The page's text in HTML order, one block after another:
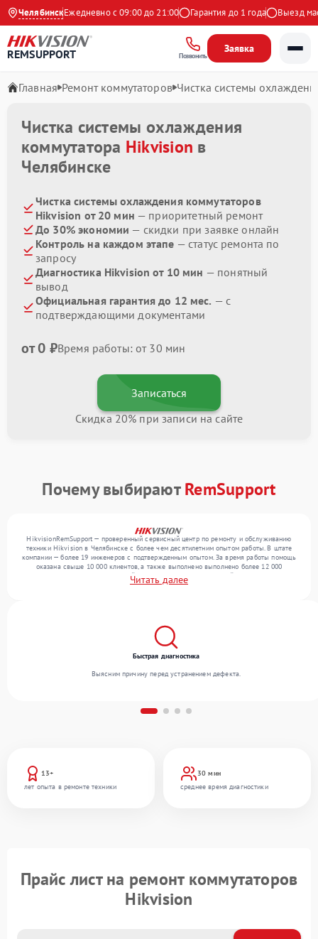
Челябинск
Яндекс Ежедневно с 09:00 до 21:00 Гарантия до 1 года Выезд
REMSUPPORT Позвонить
Заявка
Главная Ремонт коммутаторов Чистка системы
Чистка системы охлаждения
коммутатора Hikvision в
Челябинске
Чистка системы охлаждения коммутаторов
Hikvision от 20 мин — приоритетный ремонт
До 30% экономии — скидки при заявке онлайн
Контроль на каждом этапе — статус ремонта по
запросу
Диагностика Hikvision от 10 мин — понятный
вывод
Официальная гарантия до 12 мес. — с
подтверждающими документами
от 0 ₽Время работы: от 30 мин
Записаться
Скидка 20% при записи на сайте
Почему выбираютRemSupport
HikvisionRemSupport — проверенный сервисный центр по ремонту и обслуживанию
техники Hikvision в Челябинске с более чем десятилетним опытом работы. В штате
компании — более 19 инженеров с подтвержденным опытом. За время работы помощь
оказана свыше 10 000 клиентов, а также выполнено выполнено более 12 000
ремонтов. Ежемесячно в сервисный центр поступает от 300 устройств, включая , , . Мы
беремся за задачи любой сложности и обеспечиваем надежный результат благодаря
Читать далее
13+
лет опыта в ремонте техники
30 мин
среднее время диагностики
Быстрая диагностика
Выясним причину перед устранением дефекта.
Прайс лист на ремонт коммутаторов
Hikvision